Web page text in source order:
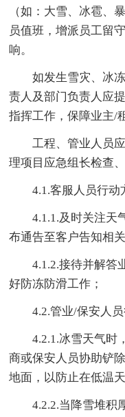
（如：大雪、冰雹、
员值班，增派员工留
响。
如发生雪灾、冰
责人及部门负责人应
指挥工作，保障业主/
工程、管业人员
理项目应急组长检查
4.1.客服人员行动
4.1.1.及时关注天
布通告至客户告知相
4.1.2.接待并解答
好防冻防滑工作；
4.2.管业/保安人
4.2.1.冰雪天气时
商或保安人员协助铲
地面，以防止在低温
4.2.2.当降雪堆积